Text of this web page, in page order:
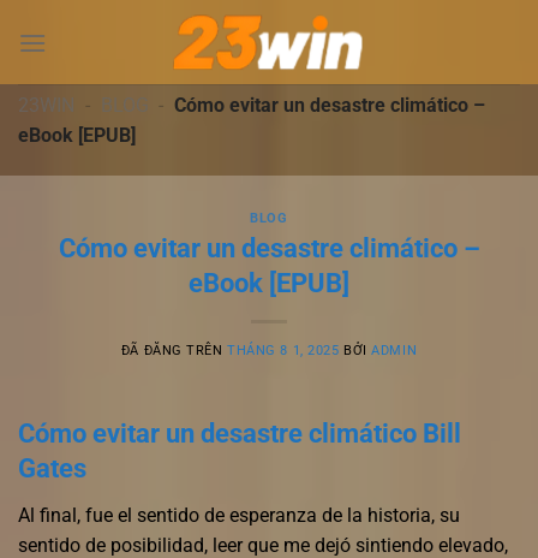
đến
dung23WIN - BLOG - Cómo evitar un desastre climático –
eBook [EPUB]
BLOG
Cómo evitar un desastre climático –
eBook [EPUB]
ĐÃ ĐĂNG TRÊNTHÁNG 8 1, 2025 BỞIADMIN
Cómo evitar un desastre climático Bill
Gates
Al final, fue el sentido de esperanza de la historia, su
sentido de posibilidad, leer que me dejó sintiendo elevado,